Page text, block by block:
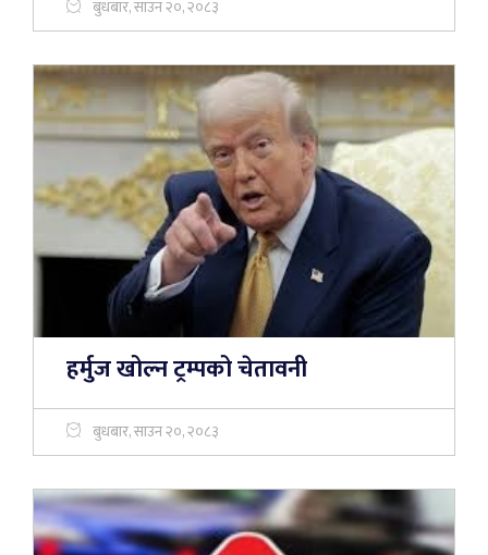
बुधबार, साउन २०, २०८३
हर्मुज खोल्न ट्रम्पको चेतावनी
बुधबार, साउन २०, २०८३